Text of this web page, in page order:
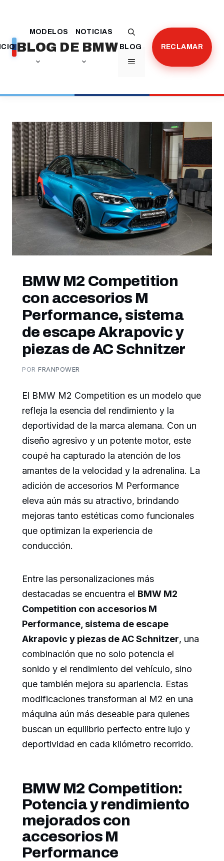
contenido
BLOG DE BMW
MENÚ
MODELOS
NOTICIAS
BLOG
RECLAMAR
BMW M2 Competition
con accesorios M
Performance, sistema
de escape Akrapovic y
piezas de AC Schnitzer
PORFRANPOWER
El BMW M2 Competition es un modelo que
refleja la esencia del rendimiento y la
deportividad de la marca alemana. Con un
diseño agresivo y un potente motor, este
coupé ha capturado la atención de los
amantes de la velocidad y la adrenalina. La
adición de accesorios M Performance
eleva aún más su atractivo, brindando
mejoras tanto estéticas como funcionales
que optimizan la experiencia de
conducción.
Entre las personalizaciones más
destacadas se encuentra el BMW M2
Competition con accesorios M
Performance, sistema de escape
Akrapovic y piezas de AC Schnitzer, una
combinación que no solo potencia el
sonido y el rendimiento del vehículo, sino
que también mejora su apariencia. Estas
modificaciones transforman al M2 en una
máquina aún más deseable para quienes
buscan un equilibrio perfecto entre lujo y
deportividad en cada kilómetro recorrido.
BMW M2 Competition:
Potencia y rendimiento
mejorados con
accesorios M
Performance